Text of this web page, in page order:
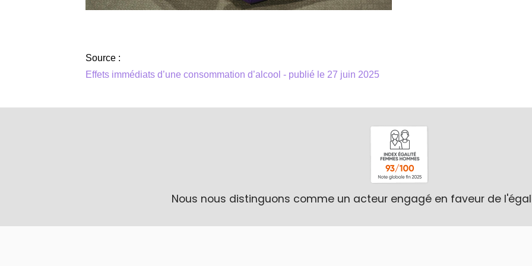
Source :
Effets immédiats d’une consommation d’alcool - publié le 27 juin 2025
Nous nous distinguons comme un acteur engagé en faveur de